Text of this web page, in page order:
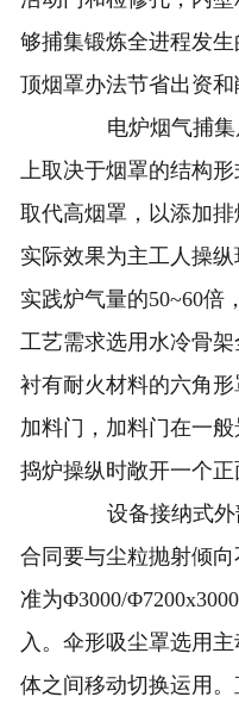
够捕集锻炼全进程发
顶烟罩办法节省出资
电炉烟气捕集
上取决于烟罩的结构
取代高烟罩，以添加
实际效果为主工人操
实践炉气量的50~60倍
工艺需求选用水冷骨
衬有耐火材料的六角
加料门，加料门在一
捣炉操纵时敞开一个正
设备接纳式外
合同要与尘粒抛射倾
准为Φ3000/
入。伞形吸尘罩选用
体之间移动切换运用